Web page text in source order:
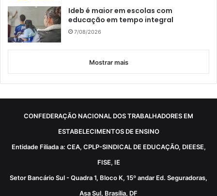
Ideb é maior em escolas com
educação em tempo integral
7/08/2026
Mostrar mais
CONFEDERAÇÃO NACIONAL DOS TRABALHADORES EM
ESTABELECIMENTOS DE ENSINO
Entidade Filiada a: CEA, CPLP-SINDICAL DE EDUCAÇÃO, DIEESE,
FISE, IE
Setor Bancário Sul - Quadra 1, Bloco K, 15º andar Ed. Seguradoras,
Asa Sul, Brasília, DF